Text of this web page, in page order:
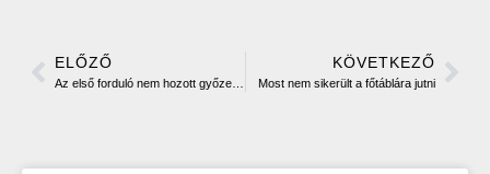
ELŐZŐ
Az első forduló nem hozott győzelmet az U14/B csapatnak
KÖVETKEZŐ
Most nem sikerült a főtáblára jutni